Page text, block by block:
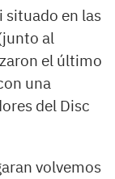
situado en las
al
el último
una
del Disc
volvemos